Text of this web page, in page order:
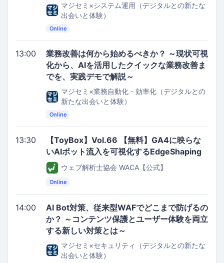
マジセミ×システム運用（デジタルとの新たな
出会いと体験）
Online
13:00
業務改善は何から始めるべきか？ ～現状可視
化から、AIを活用したクイックな業務改善ま
でを、実践デモで解説～
マジセミ×業務自動化・効率化（デジタルとの
新たな出会いと体験）
Online
13:30
【ToyBox】Vol.66 【無料】GA4に映らな
いAIボット流入を可視化するEdgeShaping
ウェブ解析士協会 WACA【公式】
Online
14:00
AI Bot対策、従来型WAFでどこまで防げるの
か？ ～コンテンツ保護とユーザー体験を両立
する新しい対策とは～
マジセミ×セキュリティ（デジタルとの新たな
出会いと体験）